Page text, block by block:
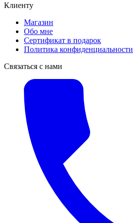
Клиенту
Магазин
Обо мне
Сертификат в подарок
Политика конфиденциальности
Связаться с нами